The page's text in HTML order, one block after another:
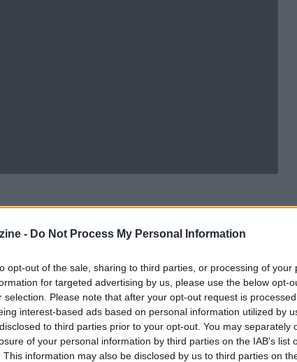
- Do Not Process My Personal Information
opt-out of the sale, sharing to third parties, or processing of your
for targeted advertising by us, please use the below opt-
selection. Please note that after your opt-out request is
interest-based ads based on personal information utilized by
to third parties prior to your opt-out. You may separately
of your personal information by third parties on the IAB’s list
This information may also be disclosed by us to third parties on